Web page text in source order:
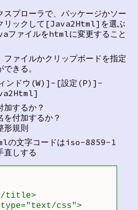
スプローラで、パッケージかソー
リックして[Java2Html]を選ぶ
ファイルをhtmlに変更すること
ファイルかクリップボードを指定
きる。
ンドウ(W)]-[設定(P)]-
加するか？
を付加するか？
形規則
の文字コードはiso-8859-1
直しする
title>
css">